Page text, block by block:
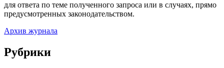
для ответа по теме полученного запроса или в случаях, прямо
предусмотренных законодательством.
Архив журнала
Рубрики